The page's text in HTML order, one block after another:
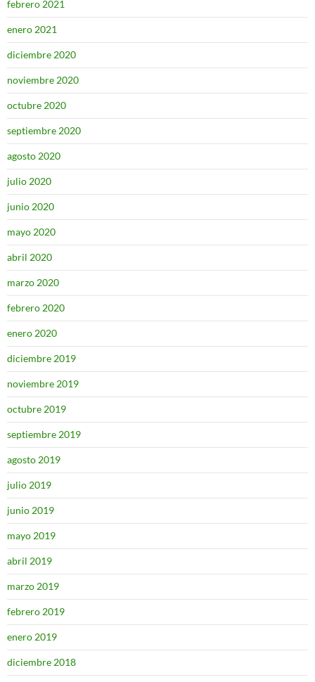
febrero 2021
enero 2021
diciembre 2020
noviembre 2020
octubre 2020
septiembre 2020
agosto 2020
julio 2020
junio 2020
mayo 2020
abril 2020
marzo 2020
febrero 2020
enero 2020
diciembre 2019
noviembre 2019
octubre 2019
septiembre 2019
agosto 2019
julio 2019
junio 2019
mayo 2019
abril 2019
marzo 2019
febrero 2019
enero 2019
diciembre 2018